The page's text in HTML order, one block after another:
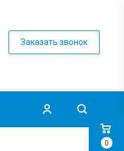
Заказать звонок
0